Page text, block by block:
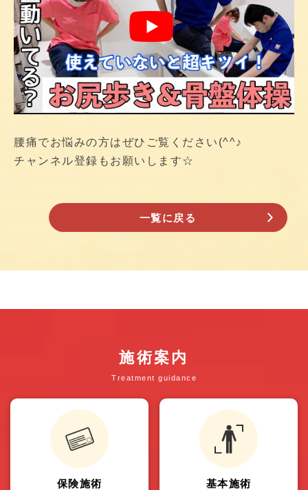
腰痛でお悩みの方はぜひご覧ください(^^♪
チャンネル登録もお願いします☆
一覧に戻る
施術案内
Treatment guidance
保険施術 基本施術